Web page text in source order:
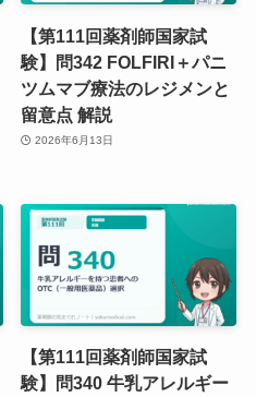
【第111回薬剤師国家試
験】問342 FOLFIRI＋パニ
ツムマブ療法のレジメンと
留意点 解説
2026年6月13日
【第111回薬剤師国家試
験】問340 牛乳アレルギー